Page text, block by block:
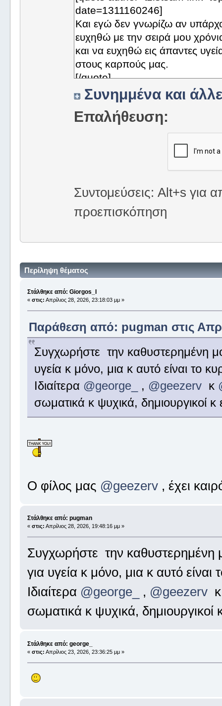
Συνημμένα και
Επαλήθευση:
Συντομεύσεις: Alt+s για
προεπισκόπηση
Περίληψη θέματος
Στάλθηκε από: Giorgos_I
« στις: Απρίλιος 28, 2026, 23:18:03 μμ »
Παράθεση από: pugman στις
Συγχωρήστε την καθυστερημένη
υγεία κ μόνο, μια κ αυτό είναι το
Ιδιαίτερα @george_ , @geezervκ
σωματικά κ ψυχικά, δημιουργικοί κ
Ο φίλος μας @geezerv, έχει
Στάλθηκε από: pugman
« στις: Απρίλιος 28, 2026, 19:48:16 μμ »
Συγχωρήστε την καθυστερημένη
για υγεία κ μόνο, μια κ αυτό είναι
Ιδιαίτερα @george_ , @geezerv
σωματικά κ ψυχικά, δημιουργικοί
Στάλθηκε από: george_
« στις: Απρίλιος 23, 2026, 23:36:25 μμ »